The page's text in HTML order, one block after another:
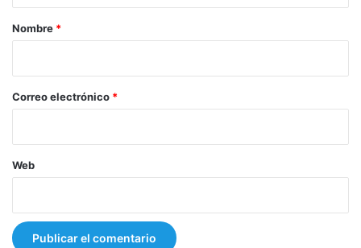
r
*
Nombre *
Correo electrónico *
Web